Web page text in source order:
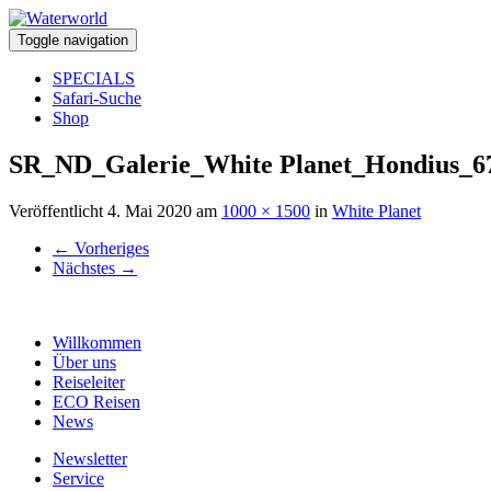
Toggle navigation
SPECIALS
Safari-Suche
Shop
SR_ND_Galerie_White
Veröffentlicht 4. Mai 2020 am 1000 × 1500 in White Planet
← Vorheriges
Nächstes →
Willkommen
Über uns
Reiseleiter
ECO Reisen
News
Newsletter
Service